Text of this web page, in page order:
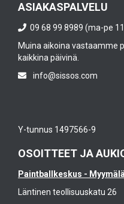
ASIAKASPALVELU
09 68 99 8989 (ma-pe
Muina aikoina vastaamme
kaikkina päivinä.
info@sissos.com
Y-tunnus 1497566-9
OSOITTEET JA
Paintballkeskus -
Läntinen teollisuuskatu 26